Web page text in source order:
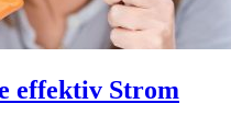
effektiv Strom